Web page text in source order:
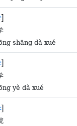
]
shāng dà xué
]
yè dà xué
]